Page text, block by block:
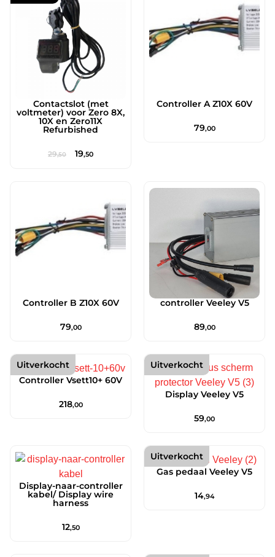
Contactslot (met
voltmeter) voor Zero 8X,
10X en Zero11X
Refurbished
29,50 19,50
Controller A Z10X 60V
79,00
Controller B Z10X 60V
79,00
controller Veeley V5
89,00
Uitverkocht
Controller Vsett10+ 60V
218,00
Uitverkocht
Display Veeley V5
59,00
Display-naar-controller
kabel/ Display wire
harness
12,50
Uitverkocht
Gas pedaal Veeley V5
14,94